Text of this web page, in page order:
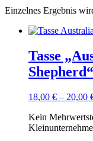
Einzelnes Ergebnis
Tasse
Shepherd“
18,00 € – 20,00
Kein